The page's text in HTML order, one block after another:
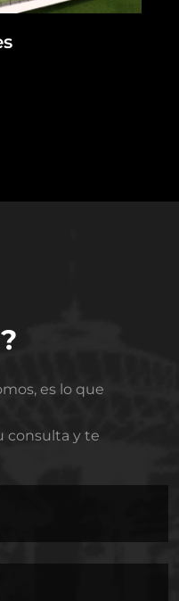
es lo que
consulta y te